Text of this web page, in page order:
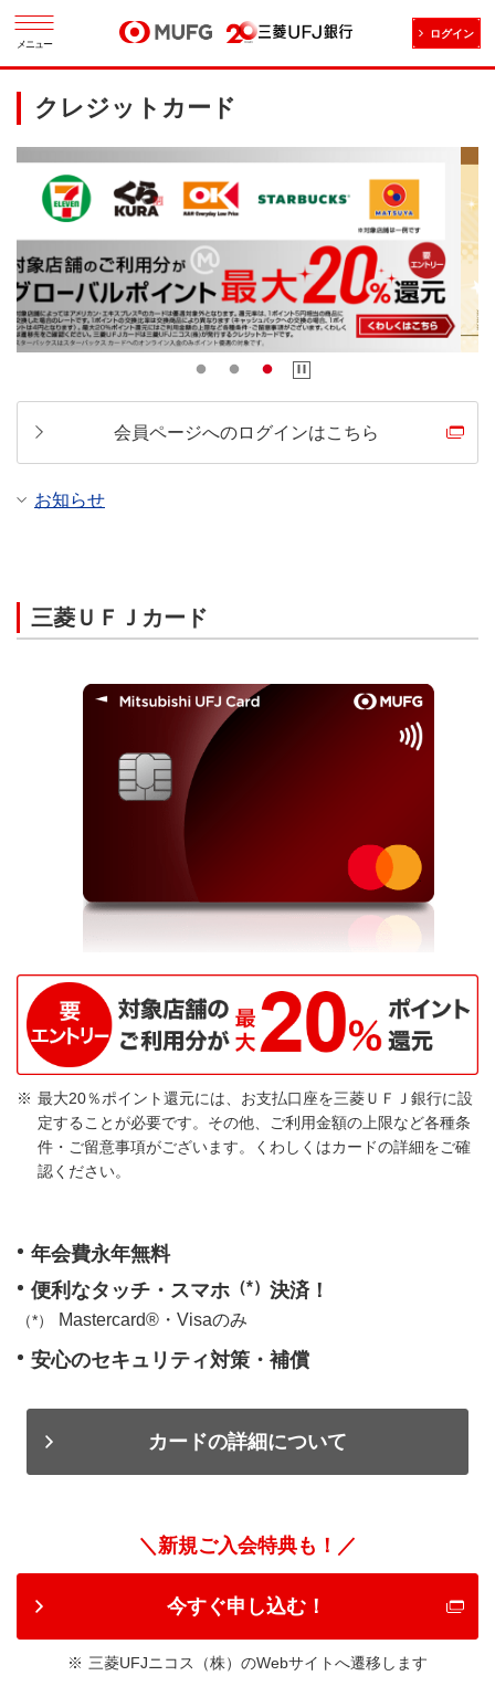
メニュー
ログイン
クレジットカード
会員ページへのログインはこちら
お知らせ
三菱ＵＦＪカード
最大20％ポイント還元には、お支払口座を三菱ＵＦＪ銀行に設
定することが必要です。その他、ご利用金額の上限など各種条
件・ご留意事項がございます。くわしくはカードの詳細をご確
認ください。
年会費永年無料
便利なタッチ・スマホ （*） 決済！
Mastercard®・Visaのみ
安心のセキュリティ対策・補償
カードの詳細について
＼新規ご入会特典も！／
今すぐ申し込む！
三菱UFJニコス（株）のWebサイトへ遷移します